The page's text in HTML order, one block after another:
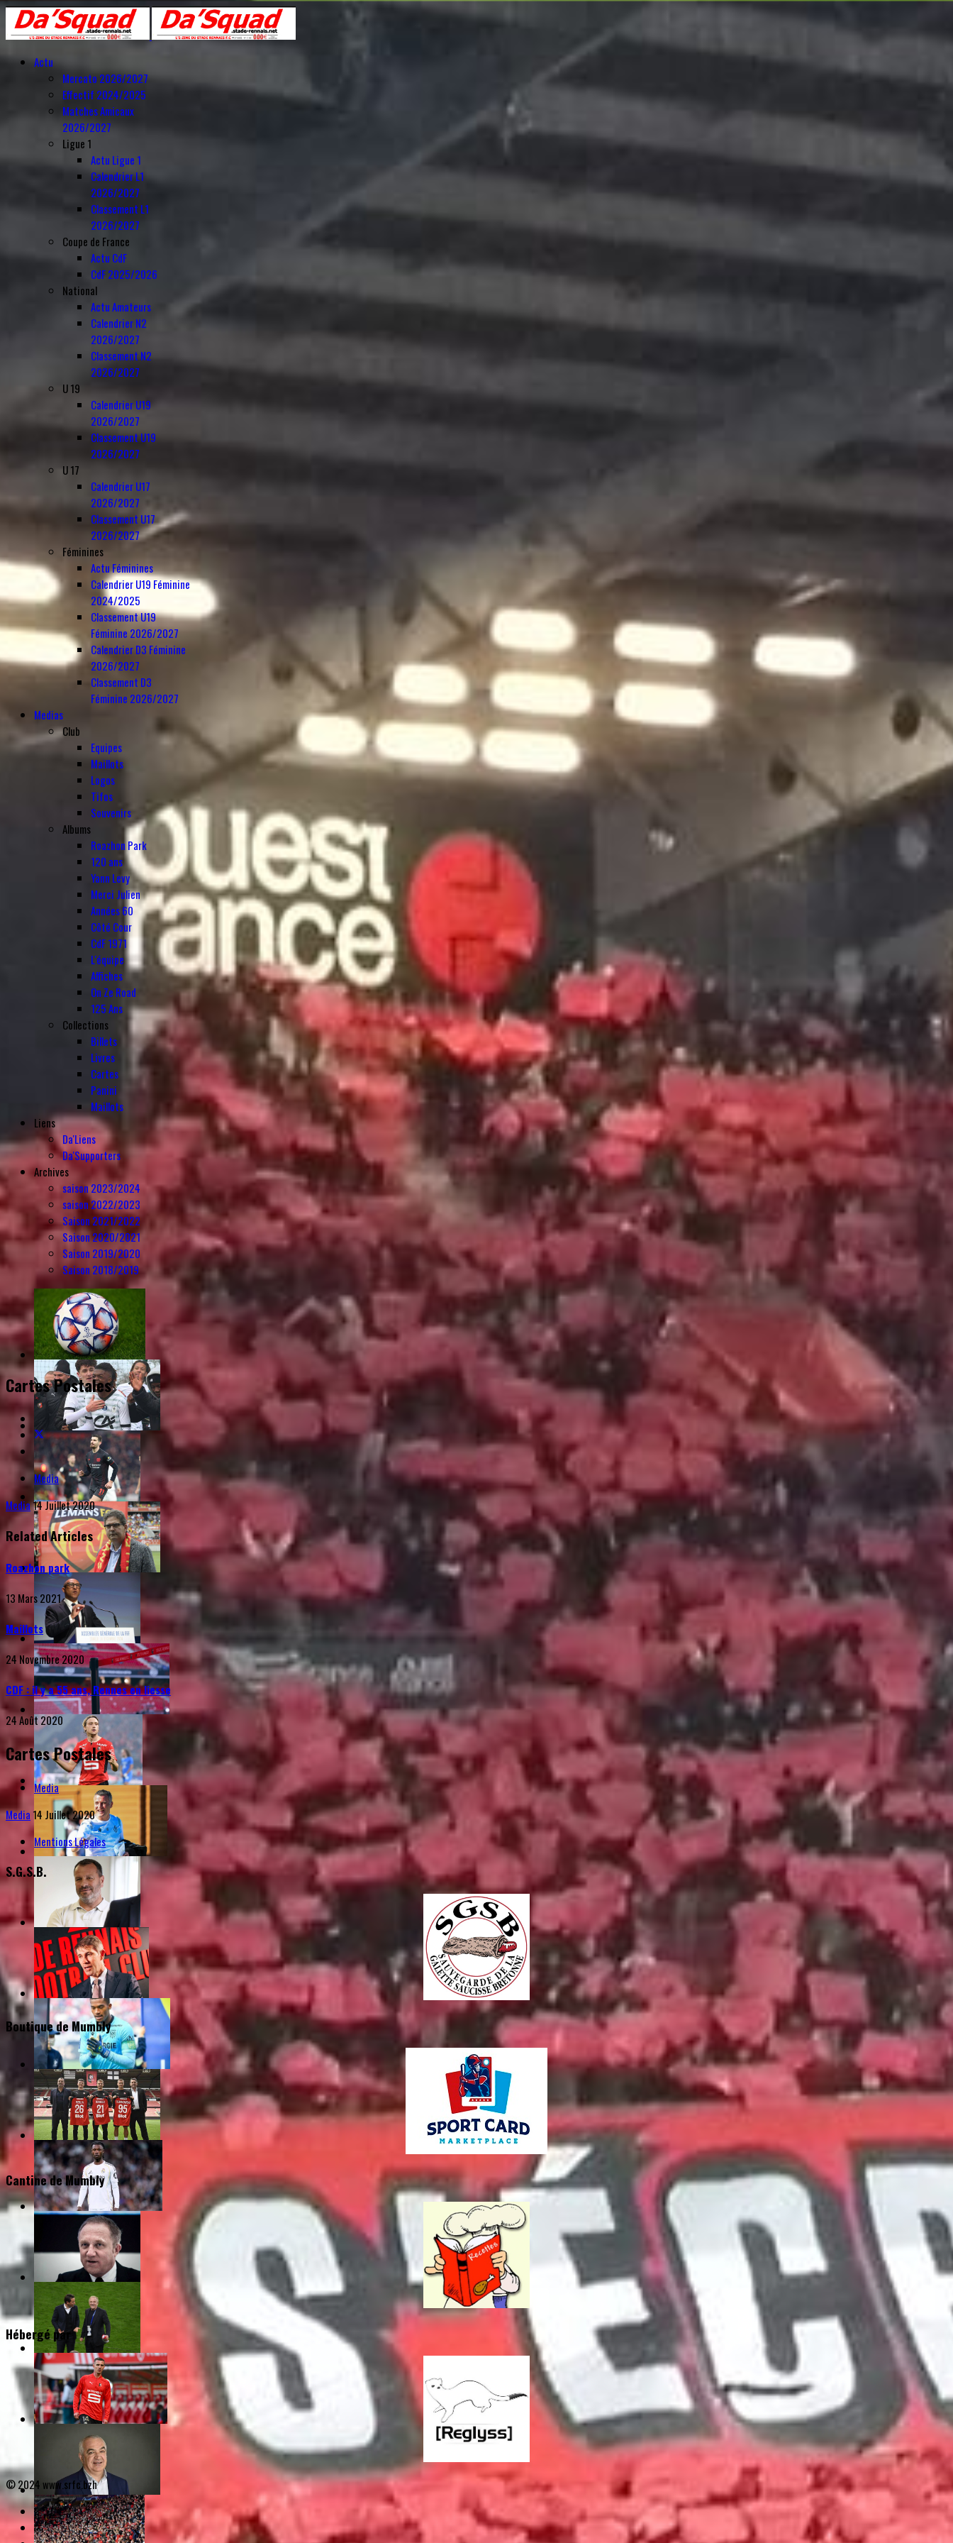
Actu
Mercato 2026/2027
Effectif 2024/2025
Matches Amicaux
2026/2027
Ligue 1
Actu Ligue 1
Calendrier L1
2026/2027
Classement L1
2026/2027
Coupe de France
Actu CdF
CdF 2025/2026
National
Actu Amateurs
Calendrier N2
2026/2027
Classement N2
2026/2027
U 19
Calendrier U19
2026/2027
Classement U19
2026/2027
U 17
Calendrier U17
2026/2027
Classement U17
2026/2027
Féminines
Actu Féminines
Calendrier U19 Féminine
2024/2025
Classement U19
Féminine 2026/2027
Calendrier D3 Féminine
2026/2027
Classement D3
Féminine 2026/2027
Medias
Club
Equipes
Maillots
Logos
Tifos
Souvenirs
Albums
Roazhon Park
120 ans
Yann Levy
Merci Julien
Années 60
Côté Cour
CdF 1971
L'équipe
Affiches
On Ze Road
125 Ans
Collections
Billets
Livres
Cartes
Panini
Maillots
Liens
Da'Liens
Da'Supporters
Archives
saison 2023/2024
saison 2022/2023
Saison 2021/2022
Saison 2020/2021
Saison 2019/2020
Saison 2018/2019
Cartes Postales
Media
Media14 Juillet 2020
Related Articles
Roazhon park
13 Mars 2021
Maillots
24 Novembre 2020
CDF : il y a 55 ans, Rennes en liesse
24 Août 2020
Cartes Postales
Media
Media 14 Juillet 2020
Mentions Légales
S.G.S.B.
Boutique de Mumbly
Cantine de Mumbly
Hébergé par
© 2024 www.srfc.bzh